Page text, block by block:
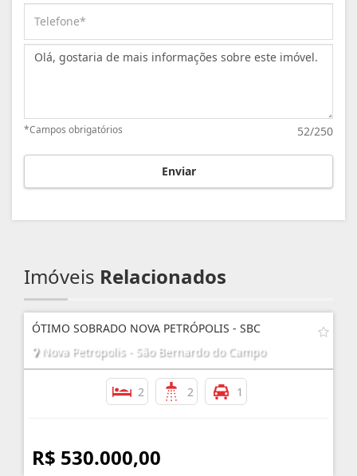
Mensagem:
52/250
*Campos obrigatórios
Enviar
Imóveis Relacionados
ÓTIMO SOBRADO NOVA PETRÓPOLIS - SBC
Nova Petropolis - São Bernardo do Campo
2 2 1
R$ 530.000,00